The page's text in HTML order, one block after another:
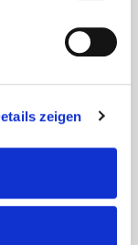
zeigen
im Haus